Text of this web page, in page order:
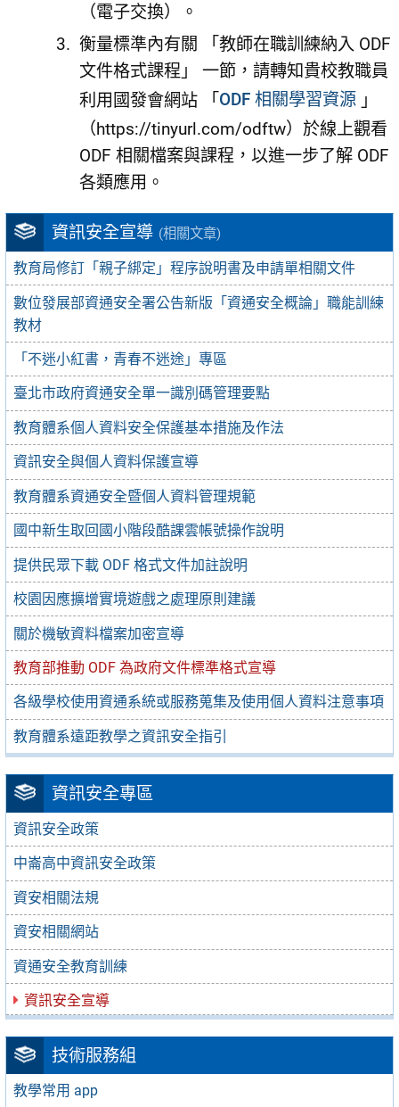
資訊安全宣導 (相關文章)
教育局修訂「親子綁定」程序說明書及申請單相關文件
數位發展部資通安全署公告新版「資通安全概論」職能訓練
教材
「不迷小紅書，青春不迷途」專區
臺北市政府資通安全單一識別碼管理要點
教育體系個人資料安全保護基本措施及作法
資訊安全與個人資料保護宣導
教育體系資通安全暨個人資料管理規範
國中新生取回國小階段酷課雲帳號操作說明
提供民眾下載 ODF 格式文件加註說明
校園因應擴增實境遊戲之處理原則建議
關於機敏資料檔案加密宣導
教育部推動 ODF 為政府文件標準格式宣導
各級學校使用資通系統或服務蒐集及使用個人資料注意事項
教育體系遠距教學之資訊安全指引
資訊安全專區
資訊安全政策
中崙高中資訊安全政策
資安相關法規
資安相關網站
資通安全教育訓練
資訊安全宣導
技術服務組
教學常用 app
（電子交換）。
衡量標準內有關 「教師在職訓練納入 ODF
文件格式課程」 一節，請轉知貴校教職員
利用國發會網站 「ODF 相關學習資源」
（https://tinyurl.com/odftw）於線上觀看
ODF 相關檔案與課程，以進一步了解 ODF
各類應用。